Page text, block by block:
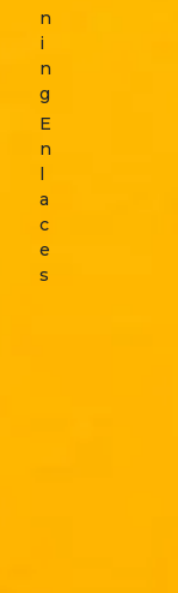
n
i
n
g
E
n
l
a
c
e
s